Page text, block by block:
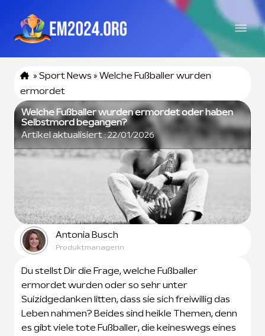
» Sport News » Welche Fußballer wurden
ermordet
Welche Fußballer wurden ermordet oder haben
Selbstmord begangen?
Artikel aktualisiert :22/01/2026
Antonia Busch
Produktmanagerin
Du stellst Dir die Frage, welche Fußballer
ermordet wurden oder so sehr unter
Suizidgedanken litten, dass sie sich freiwillig das
Leben nahmen? Beides sind heikle Themen, denn
es gibt viele tote Fußballer, die keineswegs eines